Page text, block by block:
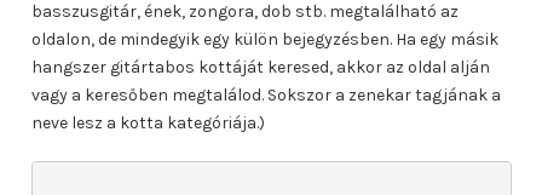
basszusgitár, ének, zongora, dob stb. megtalálható az
oldalon, de mindegyik egy külön bejegyzésben. Ha egy másik
hangszer gitártabos kottáját keresed, akkor az oldal alján
vagy a keresőben megtalálod. Sokszor a zenekar tagjának a
neve lesz a kotta kategóriája.)